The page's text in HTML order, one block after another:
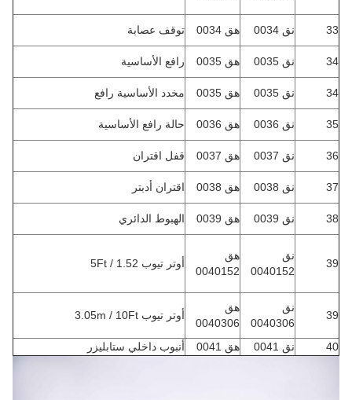
33 نق 0034 هق 0034 توقف عصابة
34 نق 0035 هق 0035 رافع الأساسية
34 نق 0035 هق 0035 مخدد الأساسية رافع
35 نق 0036 هق 0036 حالة رافع الأساسية
36 نق 0037 هق 0037 قفل اقتران
37 نق 0038 هق 0038 اقتران أدبتر
38 نق 0039 هق 0039 الهبوط الدائري
39
نق
0040152
هق
0040152
أوتر تيوب 1.52 / 5Ft
39
نق
0040306
هق
0040306
أوتر تيوب 3.05m / 10Ft
40 نق 0041 هق 0041 أنبوب داخلي ستابليزر